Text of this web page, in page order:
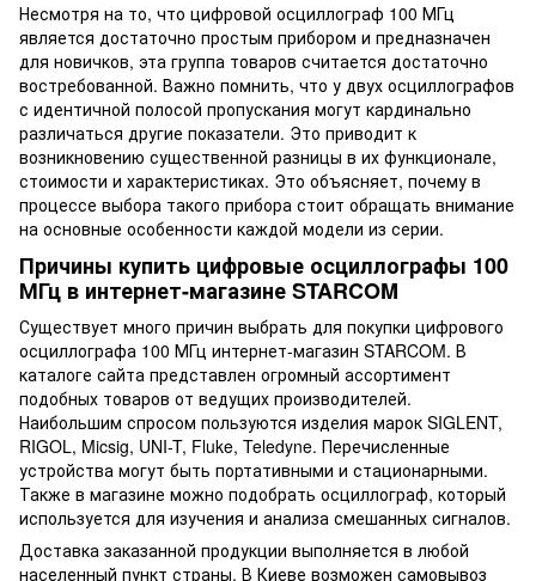
Несмотря на то, что цифровой осциллограф 100 МГц
является достаточно простым прибором и предназначен
для новичков, эта группа товаров считается достаточно
востребованной. Важно помнить, что у двух осциллографов
с идентичной полосой пропускания могут кардинально
различаться другие показатели. Это приводит к
возникновению существенной разницы в их функционале,
стоимости и характеристиках. Это объясняет, почему в
процессе выбора такого прибора стоит обращать внимание
на основные особенности каждой модели из серии.
Причины купить цифровые осциллографы 100
МГц в интернет-магазине STARCOM
Существует много причин выбрать для покупки цифрового
осциллографа 100 МГц интернет-магазин STARCOM. В
каталоге сайта представлен огромный ассортимент
подобных товаров от ведущих производителей.
Наибольшим спросом пользуются изделия марок SIGLENT,
RIGOL, Micsig, UNI-T, Fluke, Teledyne. Перечисленные
устройства могут быть портативными и стационарными.
Также в магазине можно подобрать осциллограф, который
используется для изучения и анализа смешанных сигналов.
Доставка заказанной продукции выполняется в любой
населенный пункт страны. В Киеве возможен самовывоз